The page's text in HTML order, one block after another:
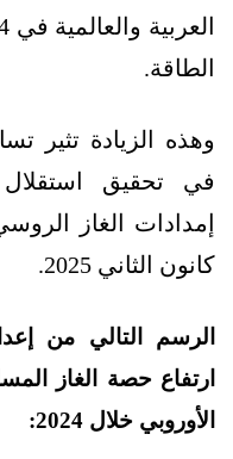
الطاقة.
وهذه الزيادة تثير
في تحقيق
إمدادات الغاز
كانون الثاني 2025.
الرسم التالي من
ارتفاع حصة الغاز
الأوروبي خلال 2024: